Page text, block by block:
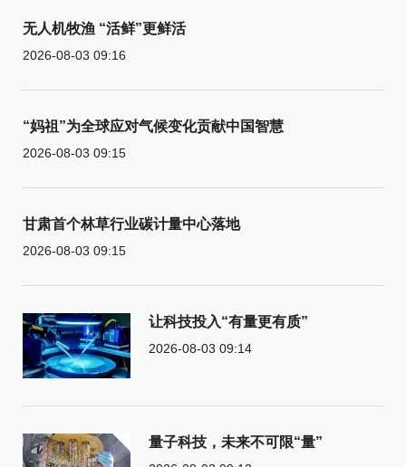
无人机牧渔 “活鲜”更鲜活
2026-08-03 09:16
“妈祖”为全球应对气候变化贡献中国智慧
2026-08-03 09:15
甘肃首个林草行业碳计量中心落地
2026-08-03 09:15
让科技投入“有量更有质”
2026-08-03 09:14
量子科技，未来不可限“量”